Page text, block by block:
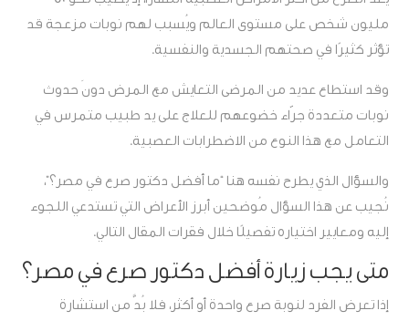
مليون شخص على مستوى العالم ويُسبب لهم نوبات مزعجة قد
تؤثر كثيرًا في صحتهم الجسدية والنفسية.
وقد استطاع عديد من المرضى التعايش مع المرض دونَ حدوث
نوبات متعددة جرّاء خضوعهم للعلاج على يد طبيب متمرس في
التعامل مع هذا النوع من الاضطرابات العصبية.
والسؤال الذي يطرح نفسه هنا “ما أفضل دكتور صرع في مصر؟”،
نُجيب عن هذا السؤال مُوضحين أبرز الأعراض التي تستدعي اللجوء
إليه ومعايير اختياره تفصيلًا خلال فقرات المقال التالي.
متى يجب زيارة أفضل دكتور صرع في مصر؟
إذا تعرض الفرد لنوبة صرع واحدة أو أكثر، فلا بُدَّ من استشارة